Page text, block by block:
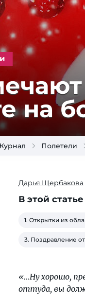
на
Полетели
Бой
курантов,
поздравления
Авиакомпании
постараются
Дарья Щербакова
В этой статье
1. Открытки из
3. Поздравление
«…Ну хорошо,
оттуда, вы